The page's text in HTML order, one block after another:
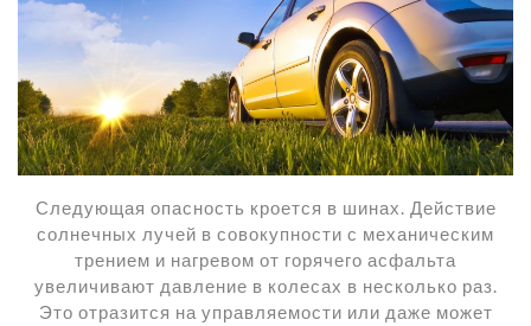
Следующая опасность кроется в шинах. Действие
солнечных лучей в совокупности с механическим
трением и нагревом от горячего асфальта
увеличивают давление в колесах в несколько раз.
Это отразится на управляемости или даже может